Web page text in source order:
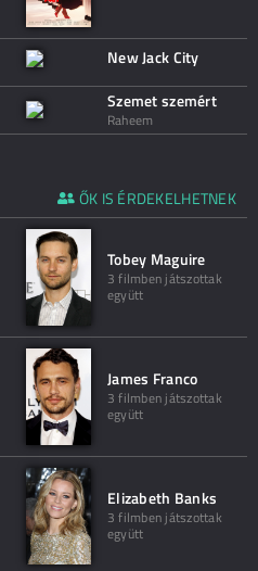
New Jack City
Szemet szemért
Raheem
ŐK IS ÉRDEKELHETNEK
Tobey Maguire
3 filmben játszottak
együtt
James Franco
3 filmben játszottak
együtt
Elizabeth Banks
3 filmben játszottak
együtt